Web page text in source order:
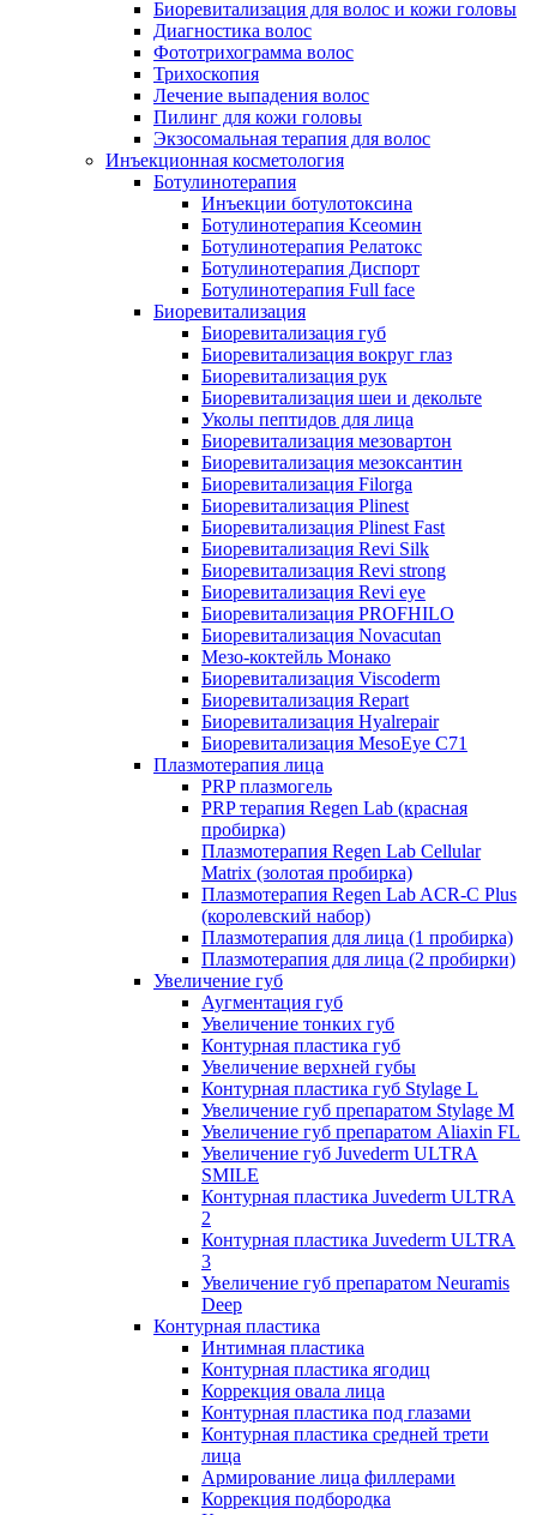
Биоревитализация для волос и кожи головы
Диагностика волос
Фототрихограмма волос
Трихоскопия
Лечение выпадения волос
Пилинг для кожи головы
Экзосомальная терапия для волос
Инъекционная косметология
Ботулинотерапия
Инъекции ботулотоксина
Ботулинотерапия Ксеомин
Ботулинотерапия Релатокс
Ботулинотерапия Диспорт
Ботулинотерапия Full face
Биоревитализация
Биоревитализация губ
Биоревитализация вокруг глаз
Биоревитализация рук
Биоревитализация шеи и декольте
Уколы пептидов для лица
Биоревитализация мезовартон
Биоревитализация мезоксантин
Биоревитализация Filorga
Биоревитализация Plinest
Биоревитализация Plinest Fast
Биоревитализация Revi Silk
Биоревитализация Revi strong
Биоревитализация Revi eye
Биоревитализация PROFHILO
Биоревитализация Novacutan
Мезо-коктейль Монако
Биоревитализация Viscoderm
Биоревитализация Repart
Биоревитализация Hyalrepair
Биоревитализация MesoEye C71
Плазмотерапия лица
PRP плазмогель
PRP терапия Regen Lab (красная
пробирка)
Плазмотерапия Regen Lab Cellular
Matrix (золотая пробирка)
Плазмотерапия Regen Lab ACR-C Plus
(королевский набор)
Плазмотерапия для лица (1 пробирка)
Плазмотерапия для лица (2 пробирки)
Увеличение губ
Аугментация губ
Увеличение тонких губ
Контурная пластика губ
Увеличение верхней губы
Контурная пластика губ Stylage L
Увеличение губ препаратом Stylage M
Увеличение губ препаратом Aliaxin FL
Увеличение губ Juvederm ULTRA
SMILE
Контурная пластика Juvederm ULTRA
2
Контурная пластика Juvederm ULTRA
3
Увеличение губ препаратом Neuramis
Deep
Контурная пластика
Интимная пластика
Контурная пластика ягодиц
Коррекция овала лица
Контурная пластика под глазами
Контурная пластика средней трети
лица
Армирование лица филлерами
Коррекция подбородка